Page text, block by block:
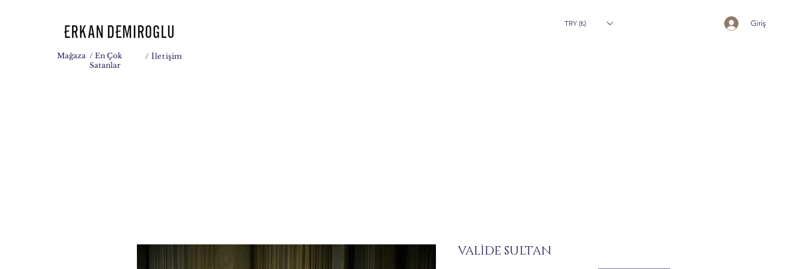
Mağaza / En Çok
Satanlar
/ İletişim
TRY (₺) Giriş
VALİDE SULTAN